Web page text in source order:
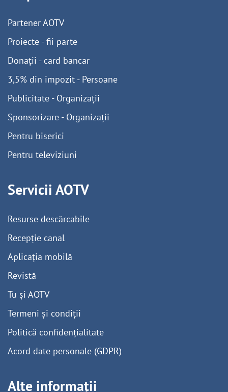
Partener AOTV
Proiecte - fii parte
Donații - card bancar
3,5% din impozit - Persoane
Publicitate - Organizații
Sponsorizare - Organizații
Pentru biserici
Pentru televiziuni
Servicii AOTV
Resurse descărcabile
Recepție canal
Aplicația mobilă
Revistă
Tu și AOTV
Termeni și condiții
Politică confidențialitate
Acord date personale (GDPR)
Alte informații